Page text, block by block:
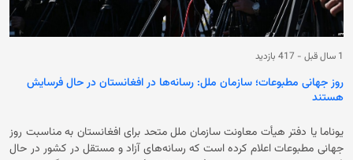
1 سال قبل - 417 بازدید
روز جهانی مطبوعات؛ سازمان ملل: رسانه‌ها در افغانستان در حال فرسایش‌
هستند
یوناما یا دفتر هیأت معاونت سازمان ملل متحد برای افغانستان به مناسبت روز
جهانی مطبوعات اعلام کرده است که رسانه‌های آزاد و مستقل در کشور در حال